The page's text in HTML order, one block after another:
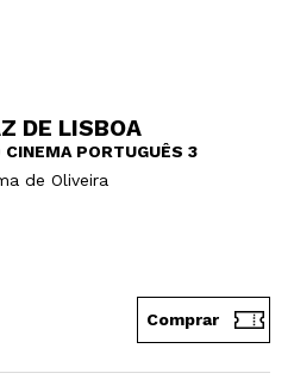
DE LISBOA
PORTUGUÊS 3
de Oliveira
Comprar